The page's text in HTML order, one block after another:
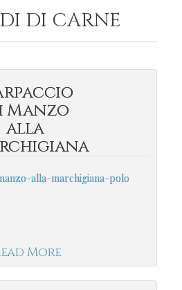
DI CARNE
Manzo
alla
More